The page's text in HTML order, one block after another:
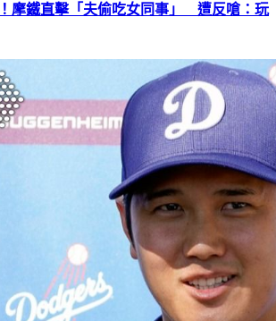
摩鐵直擊「夫偷吃女同事」 遭反嗆：玩